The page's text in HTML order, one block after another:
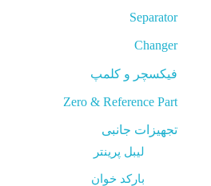
Separator
Changer
فیکسچر و کلمپ
Zero & Reference Part
تجهیزات جانبی
لیبل پرینتر
بارکد خوان